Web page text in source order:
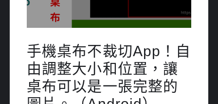
手機桌布不裁切App！自
由調整大小和位置，讓
桌布可以是一張完整的